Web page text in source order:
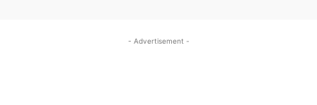
- Advertisement -